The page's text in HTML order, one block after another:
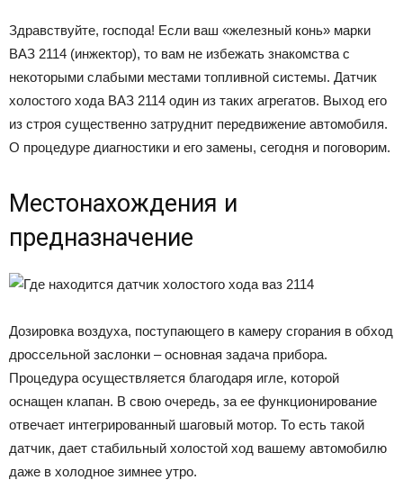
Здравствуйте, господа! Если ваш «железный конь» марки
ВАЗ 2114 (инжектор), то вам не избежать знакомства с
некоторыми слабыми местами топливной системы. Датчик
холостого хода ВАЗ 2114 один из таких агрегатов. Выход его
из строя существенно затруднит передвижение автомобиля.
О процедуре диагностики и его замены, сегодня и поговорим.
Местонахождения и
предназначение
Дозировка воздуха, поступающего в камеру сгорания в обход
дроссельной заслонки – основная задача прибора.
Процедура осуществляется благодаря игле, которой
оснащен клапан. В свою очередь, за ее функционирование
отвечает интегрированный шаговый мотор. То есть такой
датчик, дает стабильный холостой ход вашему автомобилю
даже в холодное зимнее утро.